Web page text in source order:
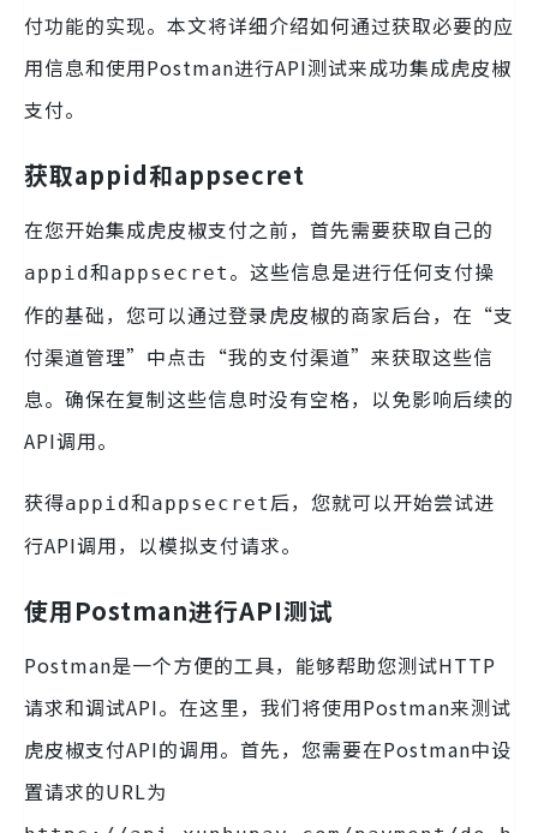
付功能的实现。本文将详细介绍如何通过获取必要的应
用信息和使用Postman进行API测试来成功集成虎皮椒
支付。
获取appid和appsecret
在您开始集成虎皮椒支付之前，首先需要获取自己的
appid 和appsecret 。这些信息是进行任何支付操
作的基础，您可以通过登录虎皮椒的商家后台，在“支
付渠道管理”中点击“我的支付渠道”来获取这些信
息。确保在复制这些信息时没有空格，以免影响后续的
API调用。
获得appid 和appsecret后，您就可以开始尝试进
行API调用，以模拟支付请求。
使用Postman进行API测试
Postman是一个方便的工具，能够帮助您测试HTTP
请求和调试API。在这里，我们将使用Postman来测试
虎皮椒支付API的调用。首先，您需要在Postman中设
置请求的URL为